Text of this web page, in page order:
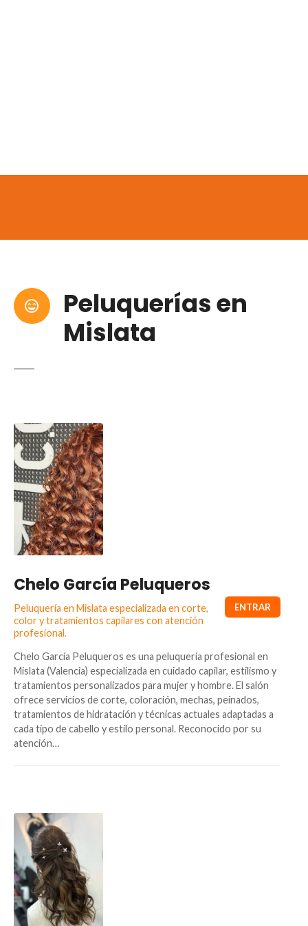
Peluquerías en
Mislata
Chelo García Peluqueros
Peluquería en Mislata especializada en corte,
color y tratamientos capilares con atención
profesional.
Chelo García Peluqueros es una peluquería profesional en
Mislata (Valencia) especializada en cuidado capilar, estilismo y
tratamientos personalizados para mujer y hombre. El salón
ofrece servicios de corte, coloración, mechas, peinados,
tratamientos de hidratación y técnicas actuales adaptadas a
cada tipo de cabello y estilo personal. Reconocido por su
atención…